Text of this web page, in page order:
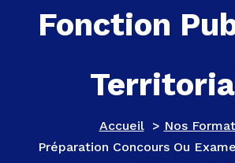
Fonction
Accueil> Nos
Préparation Concours Ou